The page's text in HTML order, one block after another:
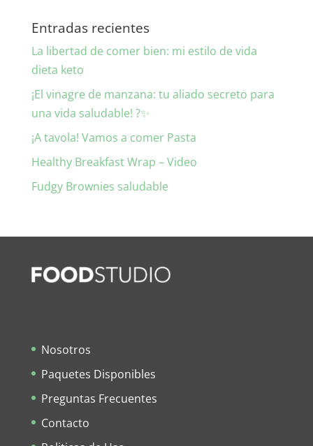
Entradas recientes
La libertad de comer bien: mi estilo de vida
dieta keto
¡El vinagre de manzana: tu aliado secreto para
una vida saludable! ?✨
¡A tavola! Vamos a comer Pasta
Healthy Breakfast Wrap – Video
Fudgy Brownies saludable
Nosotros
Paquetes Disponibles
Preguntas Frecuentes
Contacto